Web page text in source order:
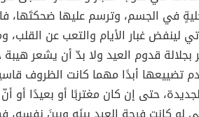
في الجسم، وترسم عليها ضحكتَها،
لينفض غبار الأيام والتعب عن القلب،
بجلالة قدوم العيد ولا بدّ أن يشعر
تضييعها أبدًا مهما كانت الظروف
حتى إن كان مغتربًا أو بعيدًا أو